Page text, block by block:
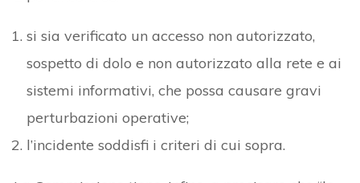
si sia verificato un accesso non autorizzato,
sospetto di dolo e non autorizzato alla rete e ai
sistemi informativi, che possa causare gravi
perturbazioni operative;
l’incidente soddisfi i criteri di cui sopra.